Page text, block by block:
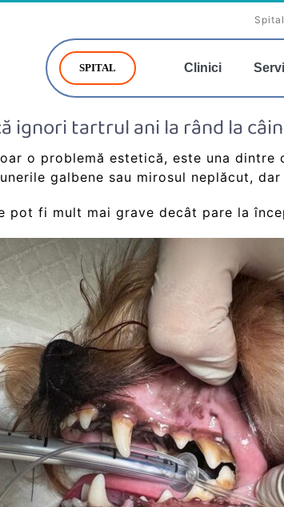
SPITAL Clinici
ignori tartrul ani la rând la
o problemă estetică, este una
galbene sau mirosul neplăcut,
pot fi mult mai grave decât pare la